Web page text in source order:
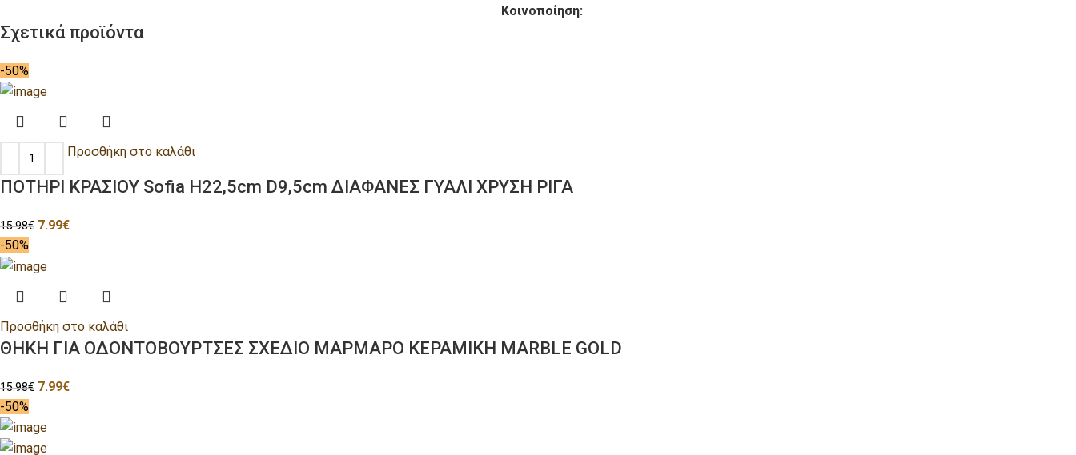
Κοινοποίηση:
Σχετικά προϊόντα
-50%
Προσθήκη στο καλάθι
ΠΟΤΗΡΙ ΚΡΑΣΙΟΥ Sofia H22,5cm D9,5cm ΔΙΑΦΑΝΕΣ ΓΥΑΛΙ ΧΡΥΣΗ ΡΙΓΑ
15.98€ 7.99€
-50%
Προσθήκη στο καλάθι
ΘΗΚΗ ΓΙΑ ΟΔΟΝΤΟΒΟΥΡΤΣΕΣ ΣΧΕΔΙΟ ΜΑΡΜΑΡΟ ΚΕΡΑΜΙΚΗ ΜΑRΒLΕ GΟLD
15.98€ 7.99€
-50%